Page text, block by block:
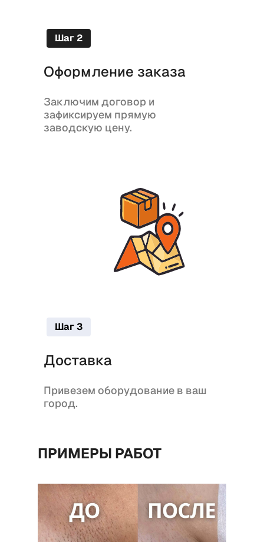
Шаг 3
Привезем оборудование в ваш
город.
Доставка
Шаг 2
Заключим договор и
зафиксируем прямую
заводскую цену.
Оформление заказа
ПРИМЕРЫ РАБОТ